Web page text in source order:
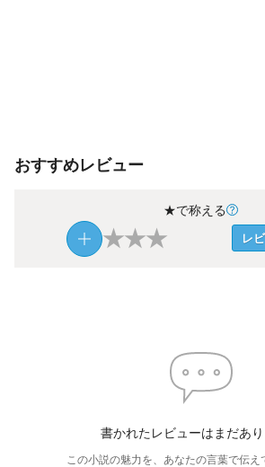
おすすめレビュー
★で称える
★★★ レ
書かれたレビューはまだあ
この小説の魅力を、あなたの言葉で伝え